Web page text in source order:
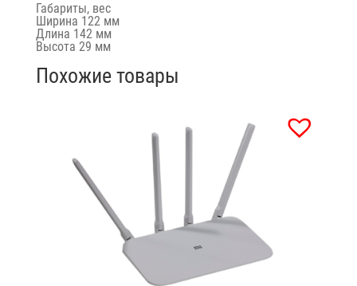
Габариты, вес
Ширина 122 мм
Длина 142 мм
Высота 29 мм
Похожие товары